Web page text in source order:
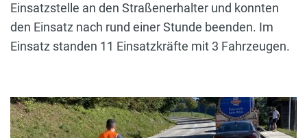
Einsatzstelle an den Straßenerhalter und konnten
den Einsatz nach rund einer Stunde beenden. Im
Einsatz standen 11 Einsatzkräfte mit 3 Fahrzeugen.